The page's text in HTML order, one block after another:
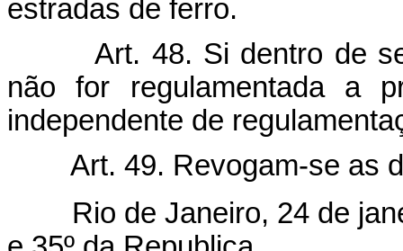
estradas de ferro.
Art. 48. Si dentro de
não for regulamentada a
independente de
Art. 49. Revogam-se as
Rio de Janeiro, 24 de